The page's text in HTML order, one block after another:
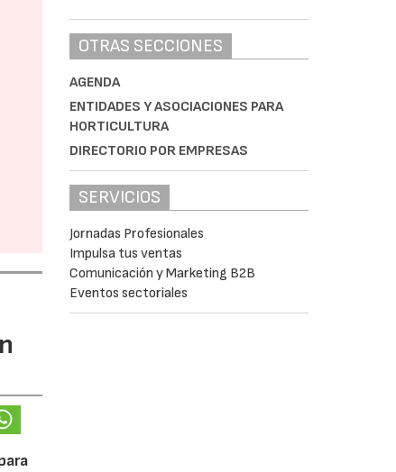
OTRAS SECCIONES
AGENDA
ENTIDADES Y ASOCIACIONES PARA
HORTICULTURA
DIRECTORIO POR EMPRESAS
SERVICIOS
Jornadas Profesionales
Impulsa tus ventas
Comunicación y Marketing B2B
Eventos sectoriales